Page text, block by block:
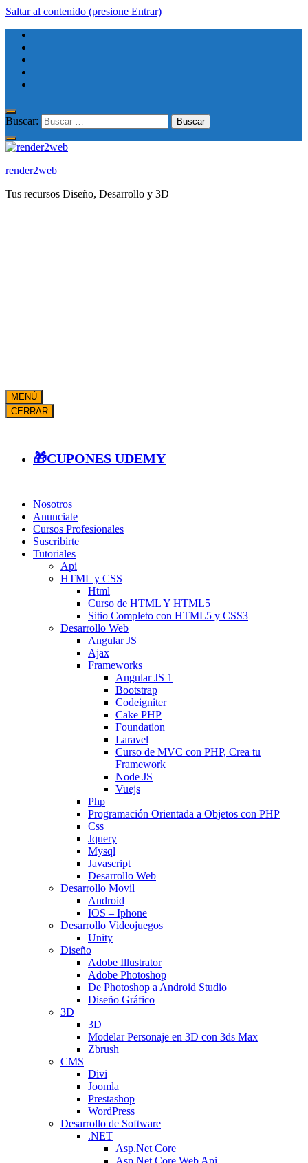
Saltar al contenido (presione Entrar)
Buscar:
render2web
Tus recursos Diseño, Desarrollo y 3D
MENÚ
CERRAR
🎁CUPONES UDEMY
Nosotros
Anunciate
Cursos Profesionales
Suscribirte
Tutoriales
Api
HTML y CSS
Html
Curso de HTML Y HTML5
Sitio Completo con HTML5 y CSS3
Desarrollo Web
Angular JS
Ajax
Frameworks
Angular JS 1
Bootstrap
Codeigniter
Cake PHP
Foundation
Laravel
Curso de MVC con PHP, Crea tu
Framework
Node JS
Vuejs
Php
Programación Orientada a Objetos con PHP
Css
Jquery
Mysql
Javascript
Desarrollo Web
Desarrollo Movil
Android
IOS – Iphone
Desarrollo Videojuegos
Unity
Diseño
Adobe Illustrator
Adobe Photoshop
De Photoshop a Android Studio
Diseño Gráfico
3D
3D
Modelar Personaje en 3D con 3ds Max
Zbrush
CMS
Divi
Joomla
Prestashop
WordPress
Desarrollo de Software
.NET
Asp.Net Core